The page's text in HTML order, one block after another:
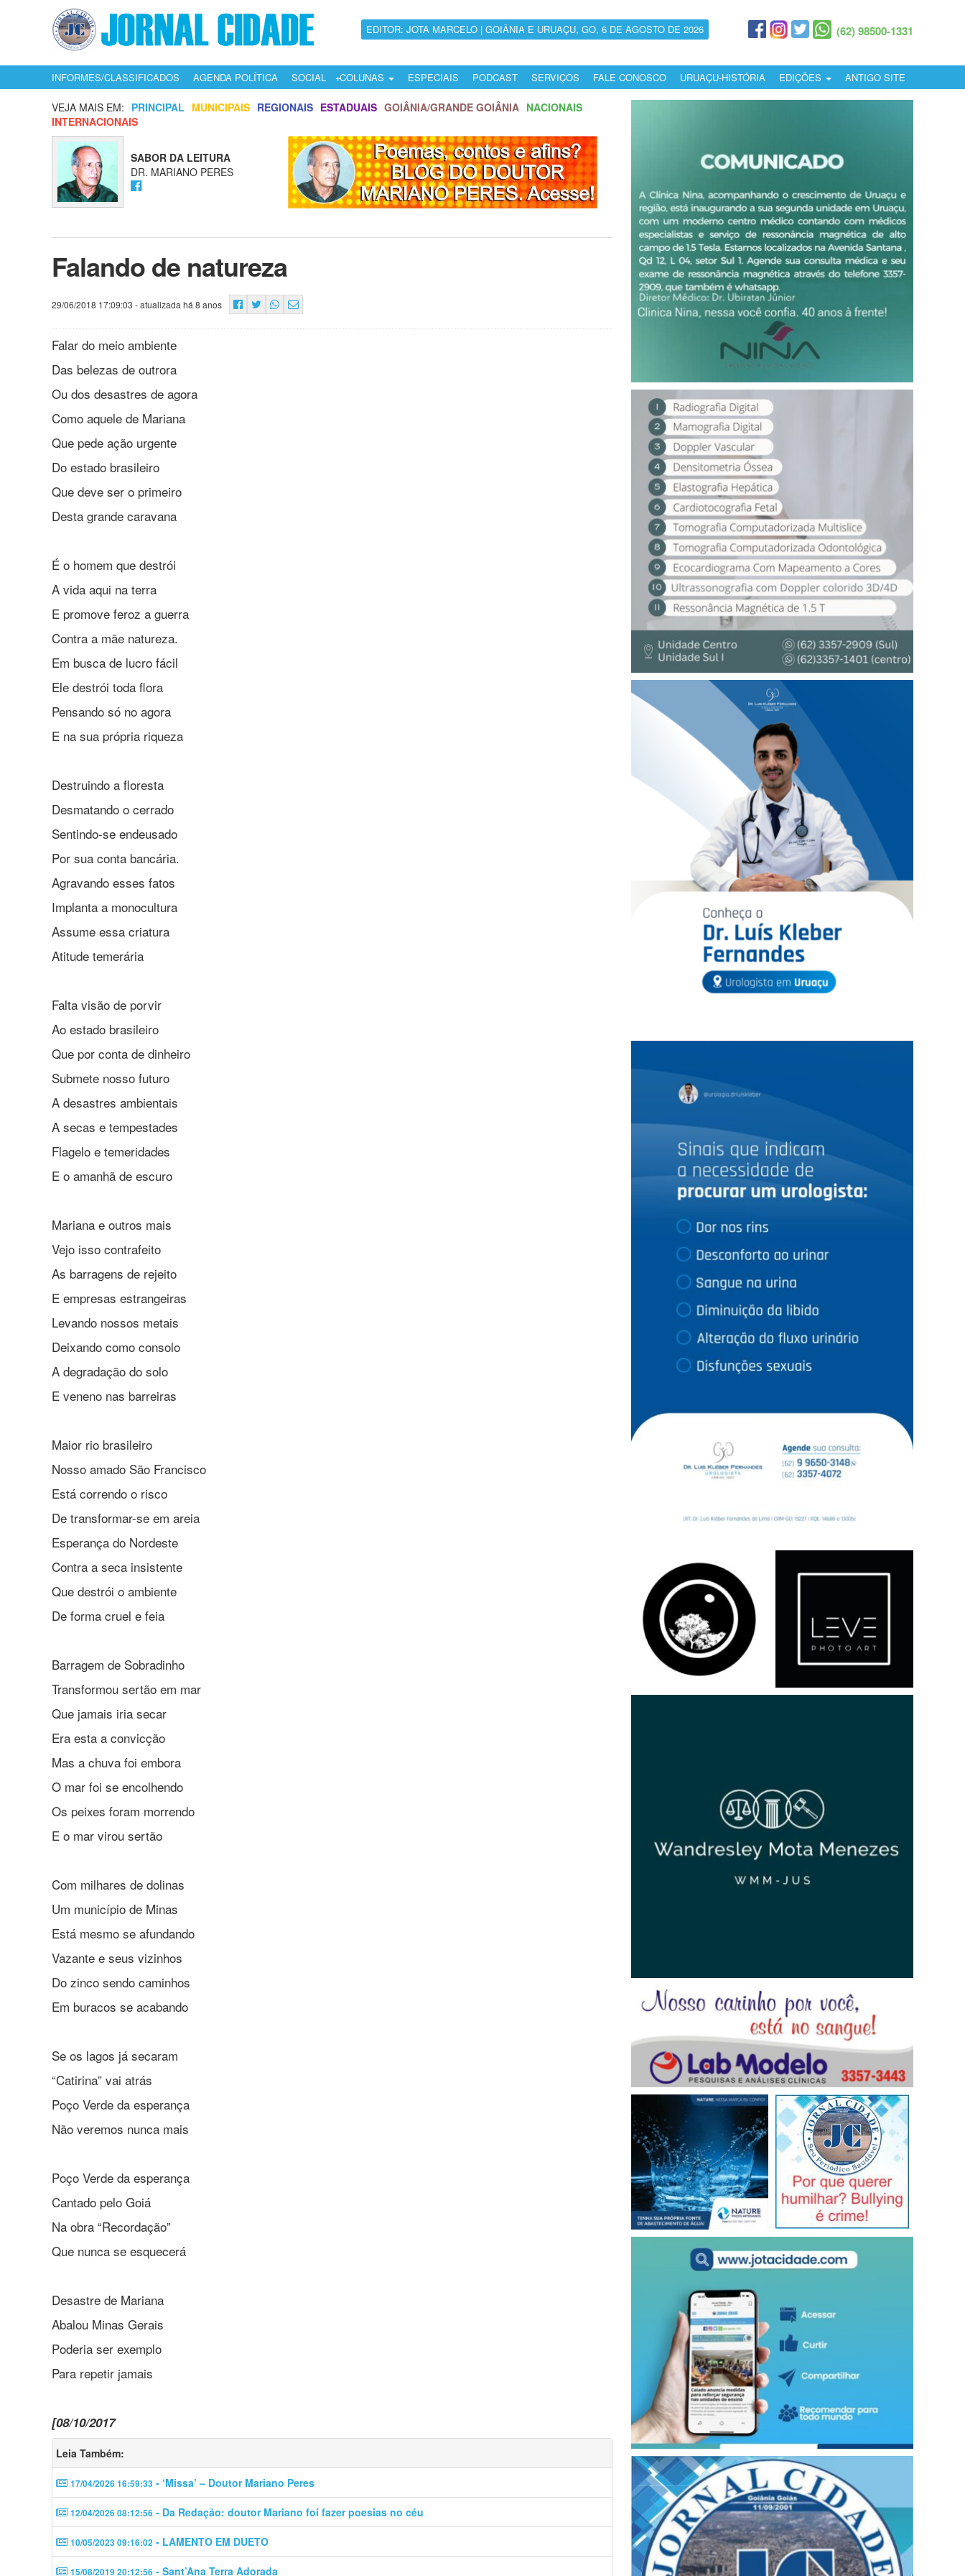
EDITOR: JOTA MARCELO | GOIÂNIA E URUAÇU, GO, 6 DE AGOSTO DE 2026 (62) 98500-1331
INFORMES/CLASSIFICADOS AGENDA POLÍTICA SOCIAL COLUNAS ESPECIAIS PODCAST SERVIÇOS FALE CONOSCO URUAÇU-HISTÓRIA EDIÇÕES ANTIGO SITE
VEJA MAIS EM: PRINCIPAL MUNICIPAIS REGIONAIS ESTADUAIS GOIÂNIA/GRANDE GOIÂNIA NACIONAIS
INTERNACIONAIS
SABOR DA LEITURA
DR. MARIANO PERES
Falando de natureza
29/06/2018 17:09:03 - atualizada há 8 anos
Falar do meio ambiente
Das belezas de outrora
Ou dos desastres de agora
Como aquele de Mariana
Que pede ação urgente
Do estado brasileiro
Que deve ser o primeiro
Desta grande caravana
É o homem que destrói
A vida aqui na terra
E promove feroz a guerra
Contra a mãe natureza.
Em busca de lucro fácil
Ele destrói toda flora
Pensando só no agora
E na sua própria riqueza
Destruindo a floresta
Desmatando o cerrado
Sentindo-se endeusado
Por sua conta bancária.
Agravando esses fatos
Implanta a monocultura
Assume essa criatura
Atitude temerária
Falta visão de porvir
Ao estado brasileiro
Que por conta de dinheiro
Submete nosso futuro
A desastres ambientais
A secas e tempestades
Flagelo e temeridades
E o amanhã de escuro
Mariana e outros mais
Vejo isso contrafeito
As barragens de rejeito
E empresas estrangeiras
Levando nossos metais
Deixando como consolo
A degradação do solo
E veneno nas barreiras
Maior rio brasileiro
Nosso amado São Francisco
Está correndo o risco
De transformar-se em areia
Esperança do Nordeste
Contra a seca insistente
Que destrói o ambiente
De forma cruel e feia
Barragem de Sobradinho
Transformou sertão em mar
Que jamais iria secar
Era esta a convicção
Mas a chuva foi embora
O mar foi se encolhendo
Os peixes foram morrendo
E o mar virou sertão
Com milhares de dolinas
Um município de Minas
Está mesmo se afundando
Vazante e seus vizinhos
Do zinco sendo caminhos
Em buracos se acabando
Se os lagos já secaram
“Catirina” vai atrás
Poço Verde da esperança
Não veremos nunca mais
Poço Verde da esperança
Cantado pelo Goiá
Na obra “Recordação”
Que nunca se esquecerá
Desastre de Mariana
Abalou Minas Gerais
Poderia ser exemplo
Para repetir jamais
[08/10/2017
Leia Também:
17/04/2026 16:59:33 - ‘Missa’ – Doutor Mariano Peres
12/04/2026 08:12:56 - Da Redação: doutor Mariano foi fazer poesias no céu
10/05/2023 09:16:02 - LAMENTO EM DUETO
15/08/2019 20:12:56 - Sant’Ana Terra Adorada